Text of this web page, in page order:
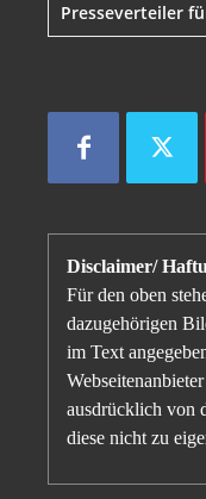
Presseverteiler
Disclaimer/
Für den oben
dazugehörigen
im Text
ausdrücklich von
diese nicht zu